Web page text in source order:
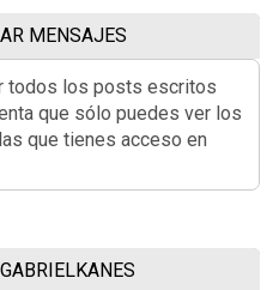
MENSAJES
todos los posts escritos
que sólo puedes ver los
que tienes acceso en